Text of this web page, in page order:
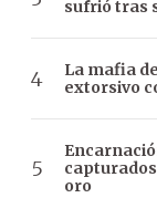
sufrió tras
La mafia
extorsivo
oro